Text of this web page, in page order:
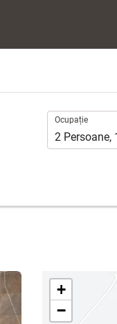
Ocupație
Ocupație
2 Persoane, 1
+
−